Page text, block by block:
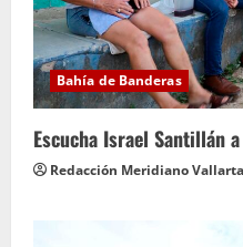
Bahía de Banderas
Escucha Israel Santillán
Redacción Meridiano